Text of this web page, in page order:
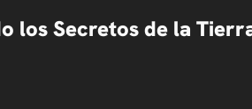
los Secretos de la